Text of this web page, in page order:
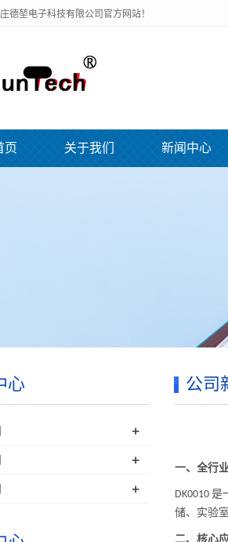
德堃电子科技有限公司官方网站！
页 关于我们 新闻中心
公司
一、全行
DK0010 是
储、实验
二、 核心
心
+
+
+